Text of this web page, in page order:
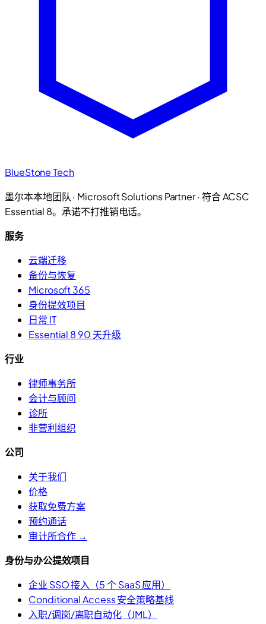
BlueStone Tech
墨尔本本地团队 · Microsoft Solutions Partner · 符合 ACSC
Essential 8。承诺不打推销电话。
服务
云端迁移
备份与恢复
Microsoft 365
身份提效项目
日常 IT
Essential 8 90 天升级
行业
律师事务所
会计与顾问
诊所
非营利组织
公司
关于我们
价格
获取免费方案
预约通话
审计所合作 →
身份与办公提效项目
企业 SSO 接入（5 个 SaaS 应用）
Conditional Access 安全策略基线
入职/调岗/离职自动化（JML）